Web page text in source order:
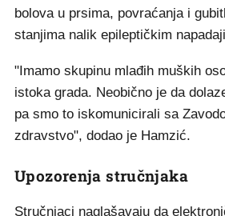
bolova u prsima, povraćanja i
stanjima nalik epileptičkim
"Imamo skupinu mlađih muških
istoka grada. Neobično je da
pa smo to iskomunicirali sa
zdravstvo", dodao je Hamzić.
Upozorenja stručnjaka
Stručnjaci naglašavaju da